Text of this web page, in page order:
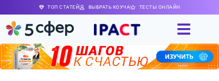
ТОП СТАТЕЙ ВЫБРАТЬ КОУЧА ТЕСТЫ ОНЛАЙН